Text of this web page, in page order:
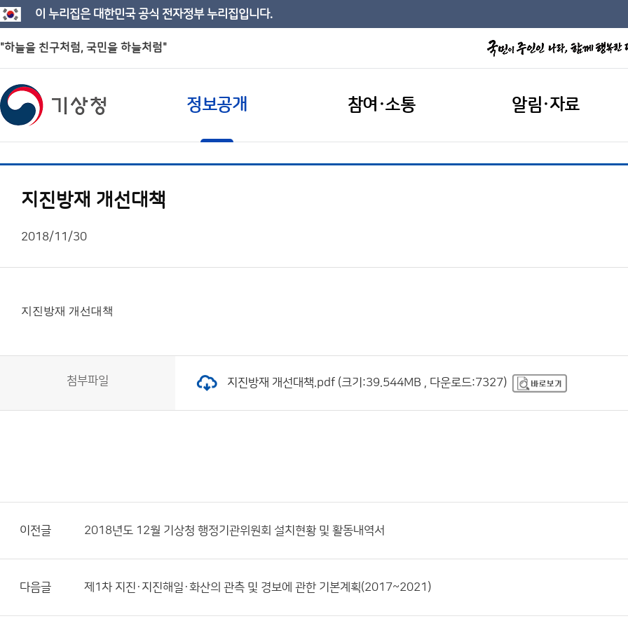
이 누리집은 대한민국 공식 전자정부 누리집입니다.
"하늘을 친구처럼, 국민을 하늘처럼"
정보공개 참여·소통 알림·자료
지진방재 개선대책
2018/11/30
지진방재 개선대책
첨부파일 지진방재 개선대책.pdf (크기:39.544MB , 다운로드:7327)
이전글 2018년도 12월 기상청 행정기관위원회 설치현황 및 활동내역서
다음글 제1차 지진·지진해일·화산의 관측 및 경보에 관한 기본계획(2017~2021)